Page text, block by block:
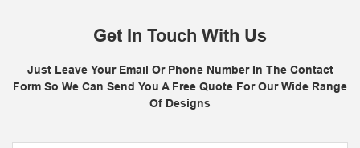
Get In Touch With Us
Just Leave Your Email Or Phone Number In The Contact
Form So We Can Send You A Free Quote For Our Wide Range
Of Designs